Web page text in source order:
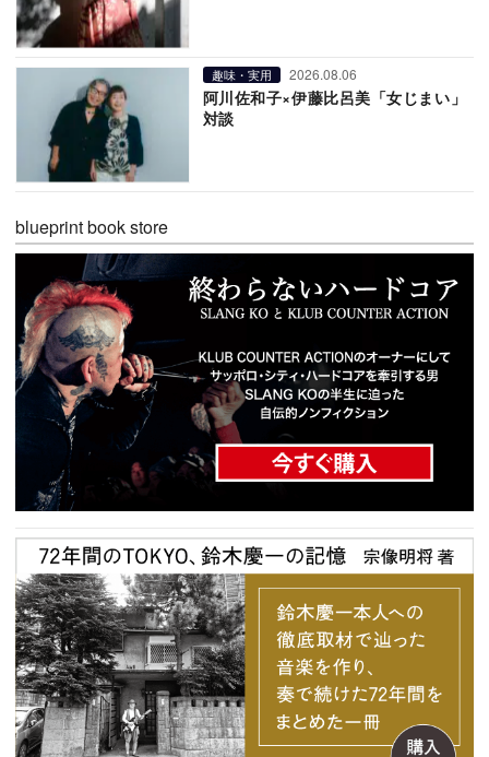
趣味・実用 2026.08.06
阿川佐和子×伊藤比呂美「女じまい」
対談
blueprint book store